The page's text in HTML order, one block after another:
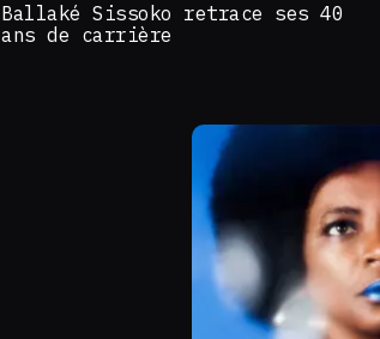
Ballaké Sissoko retrace ses 40
ans de carrière